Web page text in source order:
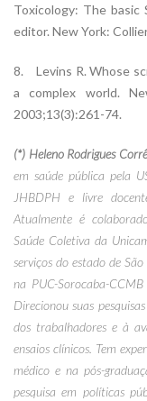
Toxicology: The basic
editor. New York:
8. Levins R. Whose
a complex world.
2003;13(3):261-74.
(*) Heleno Rodrigues
em saúde pública pela
JHBDPH e livre
Atualmente é
Saúde Coletiva da
serviços do estado de
na PUC-Sorocaba-
Direcionou suas
dos trabalhadores e à
ensaios clínicos. Tem
médico e na pós-
pesquisa em políticas